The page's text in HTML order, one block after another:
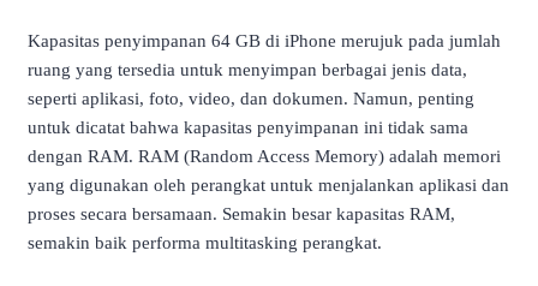
Kapasitas penyimpanan 64 GB di iPhone merujuk pada jumlah
ruang yang tersedia untuk menyimpan berbagai jenis data,
seperti aplikasi, foto, video, dan dokumen. Namun, penting
untuk dicatat bahwa kapasitas penyimpanan ini tidak sama
dengan RAM. RAM (Random Access Memory) adalah memori
yang digunakan oleh perangkat untuk menjalankan aplikasi dan
proses secara bersamaan. Semakin besar kapasitas RAM,
semakin baik performa multitasking perangkat.